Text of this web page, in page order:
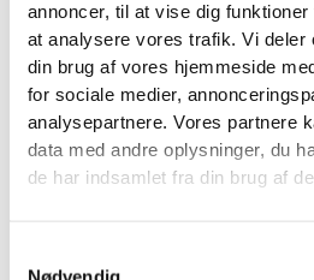
annoncer, til at vise dig
at analysere vores trafik. Vi deler
din brug af vores hjemmeside
for sociale medier,
analysepartnere. Vores partnere
data med andre oplysninger, du
de har indsamlet fra din brug af